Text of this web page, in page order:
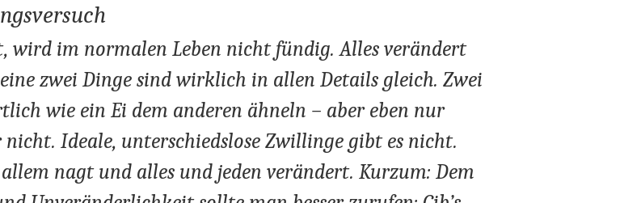
wird im normalen Leben nicht fündig. Alles verändert
zwei Dinge sind wirklich in allen Details gleich. Zwei
wie ein Ei dem anderen ähneln – aber eben nur
Ideale, unterschiedslose Zwillinge gibt es nicht.
nagt und alles und jeden verändert. Kurzum: Dem